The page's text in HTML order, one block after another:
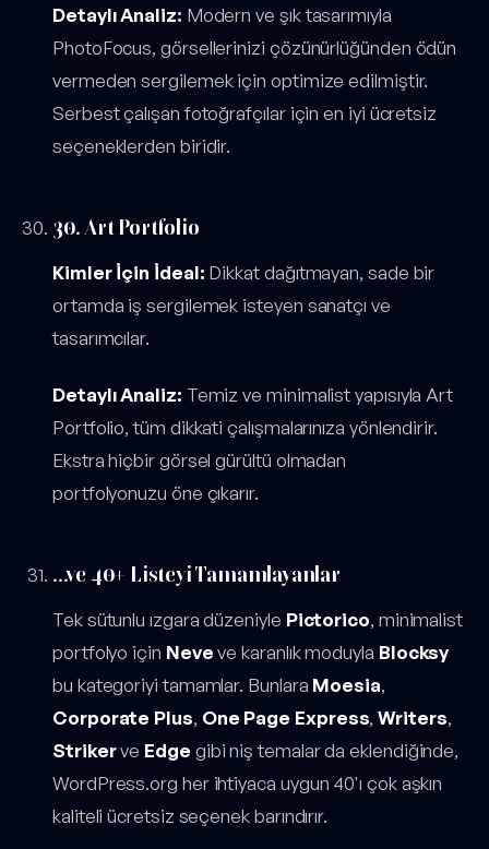
Detaylı Analiz: Modern ve şık tasarımıyla
PhotoFocus, görsellerinizi çözünürlüğünden ödün
vermeden sergilemek için optimize edilmiştir.
Serbest çalışan fotoğrafçılar için en iyi ücretsiz
seçeneklerden biridir.
30. Art Portfolio
Kimler İçin İdeal: Dikkat dağıtmayan, sade bir
ortamda iş sergilemek isteyen sanatçı ve
tasarımcılar.
Detaylı Analiz: Temiz ve minimalist yapısıyla Art
Portfolio, tüm dikkati çalışmalarınıza yönlendirir.
Ekstra hiçbir görsel gürültü olmadan
portfolyonuzu öne çıkarır.
...ve 40+ Listeyi Tamamlayanlar
Tek sütunlu ızgara düzeniyle Pictorico, minimalist
portfolyo için Neveve karanlık moduyla Blocksy
bu kategoriyi tamamlar. Bunlara Moesia,
Corporate Plus, One Page Express,Writers,
Strikerve Edge gibi niş temalar da eklendiğinde,
WordPress.org her ihtiyaca uygun 40'ı çok aşkın
kaliteli ücretsiz seçenek barındırır.